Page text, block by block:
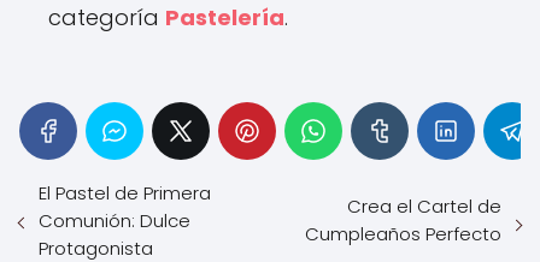
categoría Pastelería.
El Pastel de Primera
Comunión: Dulce
Protagonista
Crea el Cartel de
Cumpleaños Perfecto